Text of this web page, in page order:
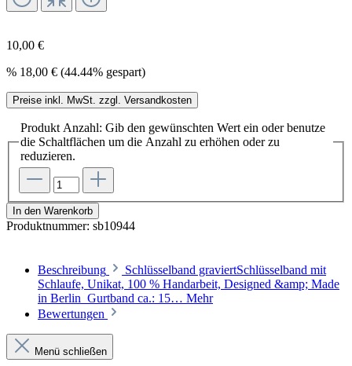
10,00 €
% 18,00 € (44.44% gespart)
Preise inkl. MwSt. zzgl. Versandkosten
Produkt Anzahl: Gib den gewünschten Wert ein oder benutze
die Schaltflächen um die Anzahl zu erhöhen oder zu
reduzieren.
In den Warenkorb
Produktnummer: sb10944
Beschreibung
Schlüsselband graviertSchlüsselband mit
Schlaufe, Unikat, 100 % Handarbeit, Designed &amp; Made
in Berlin Gurtband ca.: 15… Mehr
Bewertungen
Menü schließen